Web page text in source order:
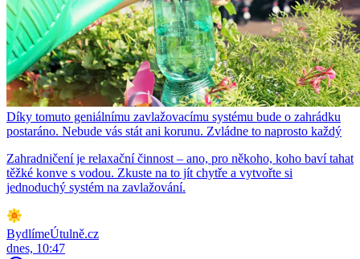
Díky tomuto geniálnímu zavlažovacímu systému bude o zahrádku
postaráno. Nebude vás stát ani korunu. Zvládne to naprosto každý
Zahradničení je relaxační činnost – ano, pro někoho, koho baví tahat
těžké konve s vodou. Zkuste na to jít chytře a vytvořte si
jednoduchý systém na zavlažování.
BydlímeÚtulně.cz
dnes, 10:47